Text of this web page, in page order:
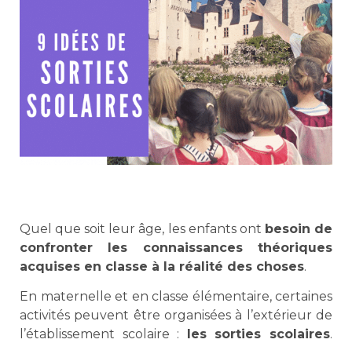
Quel que soit leur âge, les enfants ont besoin de
confronter les connaissances théoriques
acquises en classe à la réalité des choses.
En maternelle et en classe élémentaire, certaines
activités peuvent être organisées à l’extérieur de
l’établissement scolaire :
les sorties scolaires.